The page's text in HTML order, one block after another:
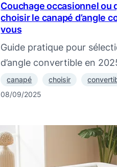
Couchage occasionnel ou
choisir le canapé d’angle
vous
Guide pratique pour
d’angle convertible en
canapé choisir
08/09/2025